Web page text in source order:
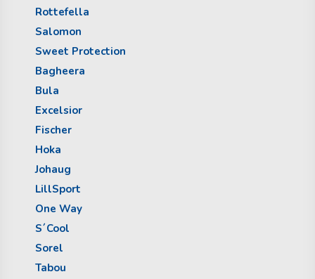
Rottefella
Salomon
Sweet Protection
Bagheera
Bula
Excelsior
Fischer
Hoka
Johaug
LillSport
One Way
S´Cool
Sorel
Tabou